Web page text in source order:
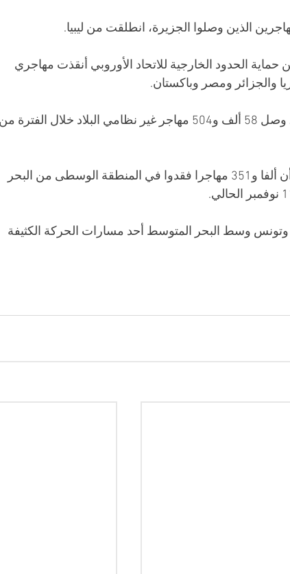
الذين وصلوا الجزيرة، انطلقت من ليبيا.
الحدود الخارجية للاتحاد الأوروبي أنقذت مهاجري
والجزائر ومصر وباكستان.
فيما كشفت بيانات منظمة الهجرة الدولية أن ألفا و351 مهاجرا فقدوا في المنطقة الوسطى من البحر
وتونس وسط البحر المتوسط أحد مسارات الحركة الكثيفة